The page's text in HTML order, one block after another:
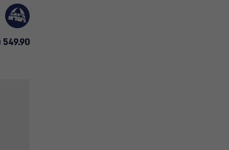
549.90
549.90 ₪